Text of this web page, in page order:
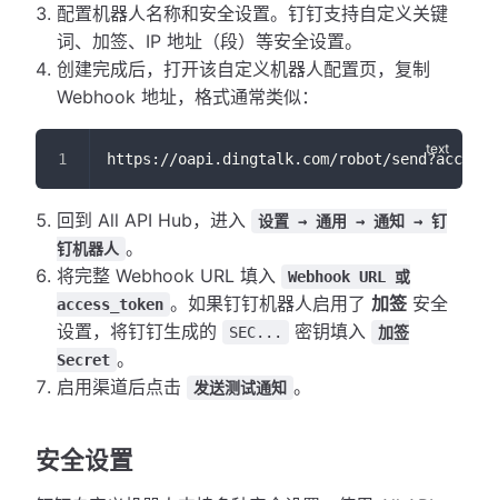
配置机器人名称和安全设置。钉钉支持自定义关键
词、加签、IP 地址（段）等安全设置。
创建完成后，打开该自定义机器人配置页，复制
Webhook 地址，格式通常类似：
https://oapi.dingtalk.com/robot/
回到 All API Hub，进入
设置 → 通用 → 通知 → 钉
钉机器人 。
将完整 Webhook URL 填入
Webhook URL 或
access_token 。如果钉钉机器人启用了加签 安全
设置，将钉钉生成的
SEC... 密钥填入
加签
Secret 。
启用渠道后点击
发送测试通知 。
安全设置